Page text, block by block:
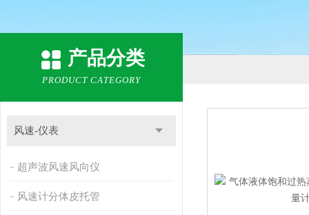
产品分类
PRODUCT CATEGORY
风速-仪表
超声波风速风向仪
风速计分体皮托管